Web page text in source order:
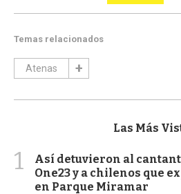
Temas relacionados
Atenas
Las Más
1
Así detuvieron al
One23 y a chilenos que
en Parque Miramar